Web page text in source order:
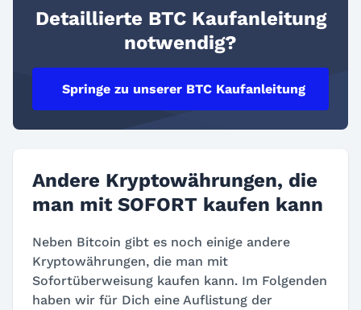
Detaillierte BTC Kaufanleitung
notwendig?
Springe zu unserer BTC Kaufanleitung
Andere Kryptowährungen, die
man mit SOFORT kaufen kann
Neben Bitcoin gibt es noch einige andere
Kryptowährungen, die man mit
Sofortüberweisung kaufen kann. Im Folgenden
haben wir für Dich eine Auflistung der